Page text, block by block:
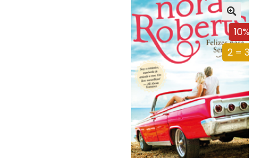
10%
2 = 3